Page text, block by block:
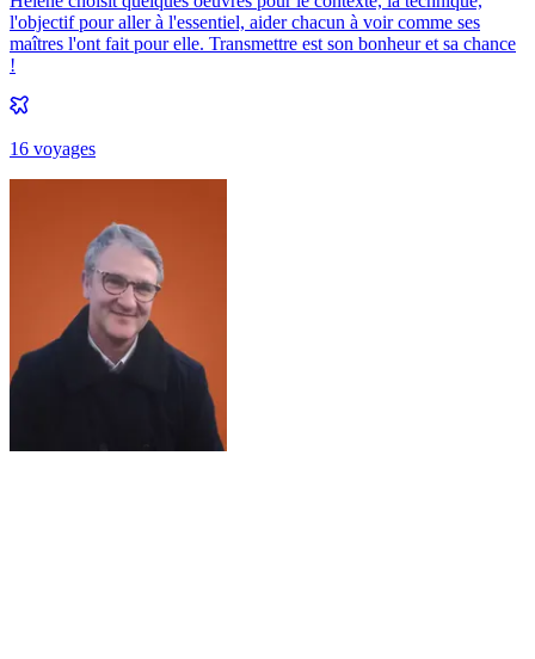
l'objectif pour aller à l'essentiel, aider chacun à voir comme ses
maîtres l'ont fait pour elle. Transmettre est son bonheur et sa chance
!
16 voyages